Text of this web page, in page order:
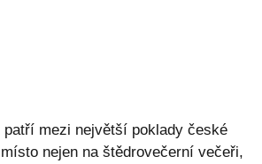
patří mezi největší poklady české
nejen na štědrovečerní večeři,